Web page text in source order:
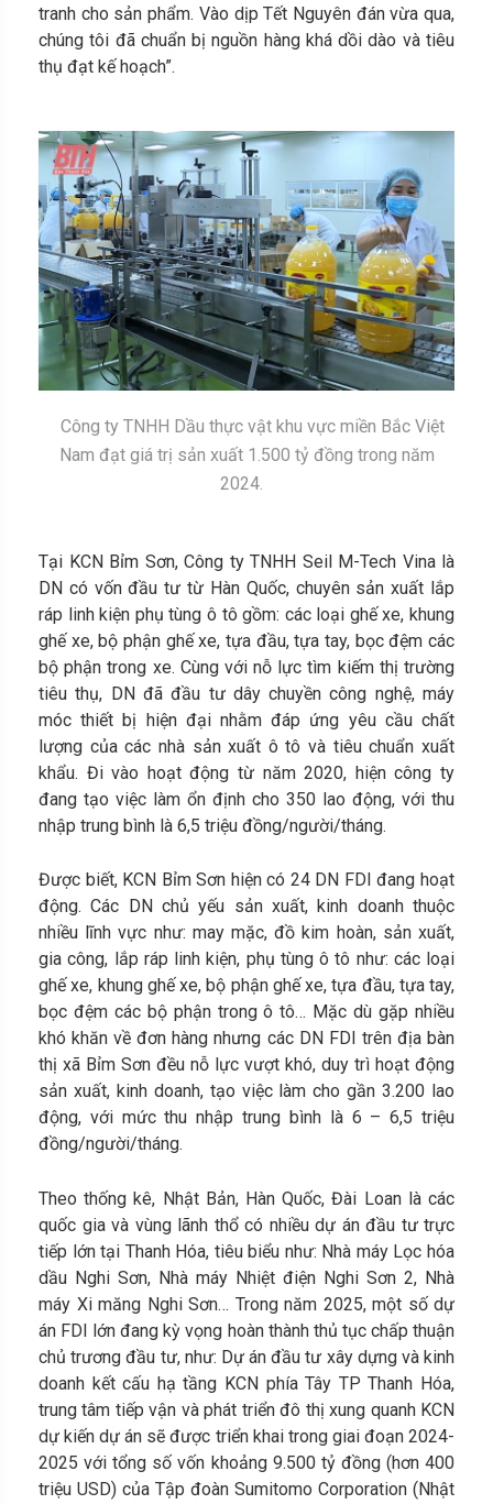
tranh cho sản phẩm. Vào dịp Tết Nguyên đán vừa qua,
chúng tôi đã chuẩn bị nguồn hàng khá dồi dào và tiêu
thụ đạt kế hoạch”.
Công ty TNHH Dầu thực vật khu vực miền Bắc Việt
Nam đạt giá trị sản xuất 1.500 tỷ đồng trong năm
2024.
Tại KCN Bỉm Sơn, Công ty TNHH Seil M-Tech Vina là
DN có vốn đầu tư từ Hàn Quốc, chuyên sản xuất lắp
ráp linh kiện phụ tùng ô tô gồm: các loại ghế xe, khung
ghế xe, bộ phận ghế xe, tựa đầu, tựa tay, bọc đệm các
bộ phận trong xe. Cùng với nỗ lực tìm kiếm thị trường
tiêu thụ, DN đã đầu tư dây chuyền công nghệ, máy
móc thiết bị hiện đại nhằm đáp ứng yêu cầu chất
lượng của các nhà sản xuất ô tô và tiêu chuẩn xuất
khẩu. Đi vào hoạt động từ năm 2020, hiện công ty
đang tạo việc làm ổn định cho 350 lao động, với thu
nhập trung bình là 6,5 triệu đồng/người/tháng.
Được biết, KCN Bỉm Sơn hiện có 24 DN FDI đang hoạt
động. Các DN chủ yếu sản xuất, kinh doanh thuộc
nhiều lĩnh vực như: may mặc, đồ kim hoàn, sản xuất,
gia công, lắp ráp linh kiện, phụ tùng ô tô như: các loại
ghế xe, khung ghế xe, bộ phận ghế xe, tựa đầu, tựa tay,
bọc đệm các bộ phận trong ô tô… Mặc dù gặp nhiều
khó khăn về đơn hàng nhưng các DN FDI trên địa bàn
thị xã Bỉm Sơn đều nỗ lực vượt khó, duy trì hoạt động
sản xuất, kinh doanh, tạo việc làm cho gần 3.200 lao
động, với mức thu nhập trung bình là 6 – 6,5 triệu
đồng/người/tháng.
Theo thống kê, Nhật Bản, Hàn Quốc, Đài Loan là các
quốc gia và vùng lãnh thổ có nhiều dự án đầu tư trực
tiếp lớn tại Thanh Hóa, tiêu biểu như: Nhà máy Lọc hóa
dầu Nghi Sơn, Nhà máy Nhiệt điện Nghi Sơn 2, Nhà
máy Xi măng Nghi Sơn… Trong năm 2025, một số dự
án FDI lớn đang kỳ vọng hoàn thành thủ tục chấp thuận
chủ trương đầu tư, như: Dự án đầu tư xây dựng và kinh
doanh kết cấu hạ tầng KCN phía Tây TP Thanh Hóa,
trung tâm tiếp vận và phát triển đô thị xung quanh KCN
dự kiến dự án sẽ được triển khai trong giai đoạn 2024-
2025 với tổng số vốn khoảng 9.500 tỷ đồng (hơn 400
triệu USD) của Tập đoàn Sumitomo Corporation (Nhật